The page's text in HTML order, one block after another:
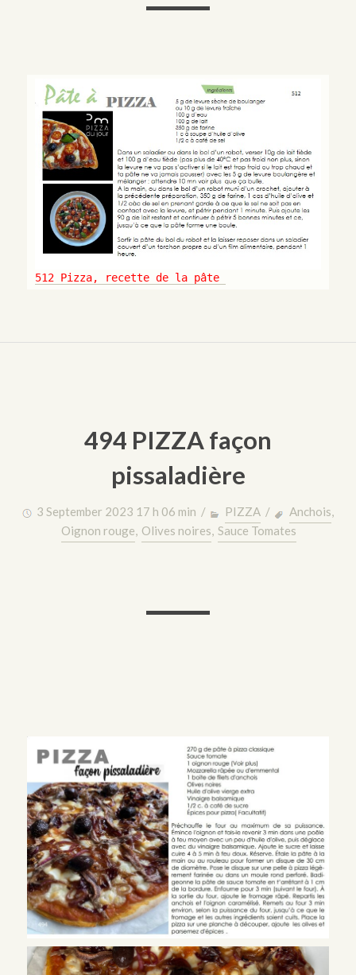
512 Pizza, recette de la pâte
494 PIZZA façon
pissaladière
3 September 2023 17 h 06 min / PIZZA / Anchois,
Oignon rouge, Olives noires, Sauce Tomates